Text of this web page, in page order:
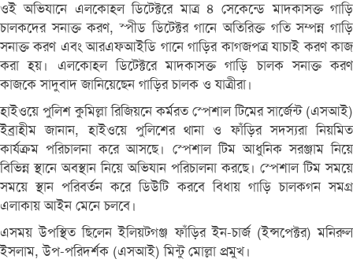
ওই অভিযানে এলকোহল ডিটেক্টরে মাত্র ৪ সেকেন্ডে মাদকাসক্ত গাড়ি
চালকদের সনাক্ত করণ, স্পীড ডিটেক্টর গানে অতিরিক্ত গতি সম্পন্ন গাড়ি
সনাক্ত করণ এবং আরএফআইডি গানে গাড়ির কাগজপত্র যাচাই করণ কাজ
করা হয়। এলকোহল ডিটেক্টরে মাদকাসক্ত গাড়ি চালক সনাক্ত করণ
কাজকে সাদুবাদ জানিয়েছেন গাড়ির চালক ও যাত্রীরা।
হাইওয়ে পুলিশ কুমিল্লা রিজিয়নে কর্মরত স্পেশাল টিমের সার্জেন্ট (এসআই)
ইব্রাহীম জানান, হাইওয়ে পুলিশের থানা ও ফাঁড়ির সদস্যরা নিয়মিত
কার্যক্রম পরিচালনা করে আসছে। স্পেশাল টিম আধুনিক সরঞ্জাম নিয়ে
বিভিন্ন স্থানে অবস্থান নিয়ে অভিযান পরিচালনা করছে। স্পেশাল টিম সময়ে
সময়ে স্থান পরিবর্তন করে ডিউটি করবে বিধায় গাড়ি চালকগন সমগ্র
এলাকায় আইন মেনে চলবে।
এসময় উপস্থিত ছিলেন ইলিয়টগঞ্জ ফাঁড়ির ইন-চার্জ (ইন্সপেক্টর) মনিরুল
ইসলাম, উপ-পরিদর্শক (এসআই) মিন্টু মোল্লা প্রমুখ।